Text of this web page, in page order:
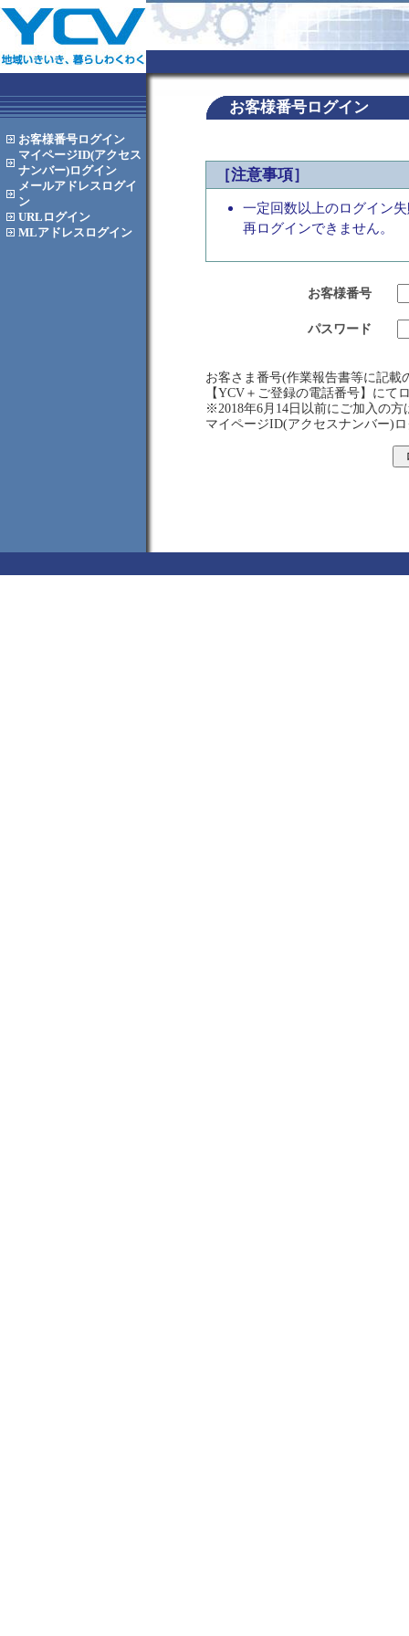
お客様番号ログイン
マイページID(アクセス
ナンバー)ログイン
メールアドレス ログイ
ン
URL ログイン
MLアドレス ログイン
お客様番号ログイン
［注意事項］
一定回数以上のログイン
再ログインできません。
お客様番号
パスワード
お客さま番号(作業報告書等に記載
【YCV＋ご登録の電話番号】にて
※2018年6月14日以前にご加入の
マイページID(アクセスナンバー)